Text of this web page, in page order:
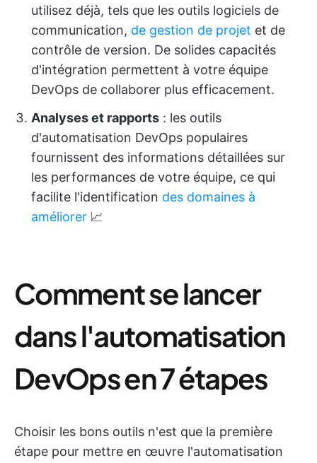
utilisez déjà, tels que les outils logiciels de
communication, de gestion de projet et de
contrôle de version. De solides capacités
d'intégration permettent à votre équipe
DevOps de collaborer plus efficacement.
Analyses et rapports : les outils
d'automatisation DevOps populaires
fournissent des informations détaillées sur
les performances de votre équipe, ce qui
facilite l'identification des domaines à
améliorer 📈
Comment se lancer
dans l'automatisation
DevOps en 7 étapes
Choisir les bons outils n'est que la première
étape pour mettre en œuvre l'automatisation